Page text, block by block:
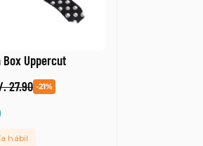
Box Uppercut
27.90 -21%
hábil